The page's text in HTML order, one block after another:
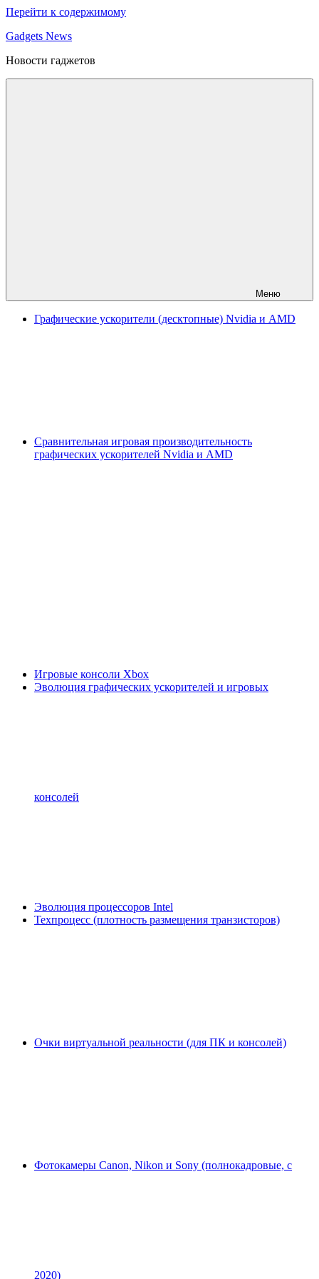
Перейти к содержимому
Gadgets News
Новости гаджетов
Меню
Графические ускорители (десктопные) Nvidia и AMD
Сравнительная игровая производительность
графических ускорителей Nvidia и AMD
Игровые консоли Xbox
Эволюция графических ускорителей и игровых
консолей
Эволюция процессоров Intel
Техпроцесс (плотность размещения транзисторов)
Очки виртуальной реальности (для ПК и консолей)
Фотокамеры Canon, Nikon и Sony (полнокадровые, с
2020)